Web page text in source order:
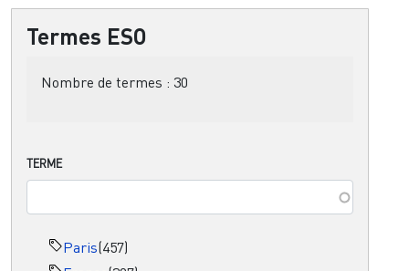
Termes ESO
Nombre de termes : 30
TERME
Paris(457)